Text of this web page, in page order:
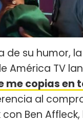
de su humor,
América TV
me copias en
al
con Ben